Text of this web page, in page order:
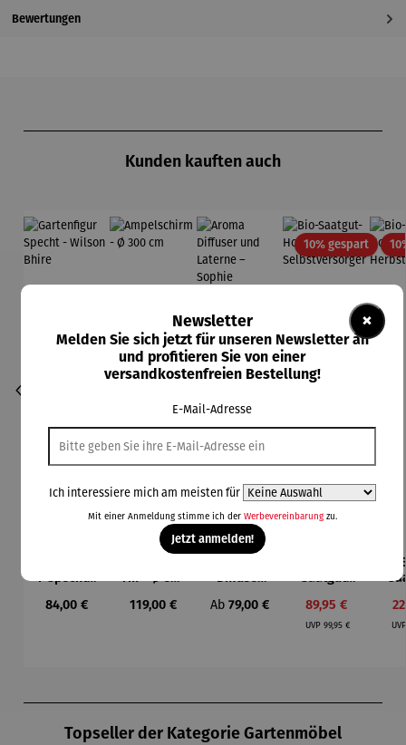
Bewertungen
Kunden kauften auch
r Specht -
Bhire
Regulärer Preis:
84,00 €
rm - Ø 300
Regulärer Preis:
119,00 €
Durchschnittliche Bewertung von 4
Diffuser
Laterne –
Regulärer Preis:
Ab 79,00 €
10% gespartRabatt
Saatgut-
-
Selbstvers
Verkaufspreis:
89,95 €
UVPRegulärer Preis:
99,95 €
-
Topseller der Kategorie Gartenmöbel
×
Newsletter
Melden Sie sich jetzt für unseren Newsletter an
und profitieren Sie von einer
versandkostenfreien Bestellung!
E-Mail-Adresse
Ich interessiere mich am meisten für
Mit einer Anmeldung stimme ich der Werbevereinbarungzu.
Jetzt anmelden!